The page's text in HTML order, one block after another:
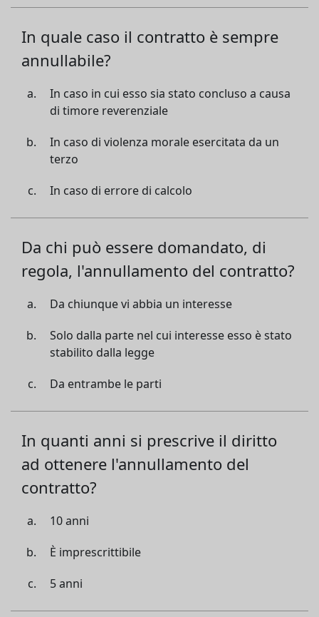
In quale caso il contratto è sempre
annullabile?
In caso in cui esso sia stato concluso a causa
di timore reverenziale
In caso di violenza morale esercitata da un
terzo
In caso di errore di calcolo
Da chi può essere domandato, di
regola, l'annullamento del contratto?
Da chiunque vi abbia un interesse
Solo dalla parte nel cui interesse esso è stato
stabilito dalla legge
Da entrambe le parti
In quanti anni si prescrive il diritto
ad ottenere l'annullamento del
contratto?
10 anni
È imprescrittibile
5 anni